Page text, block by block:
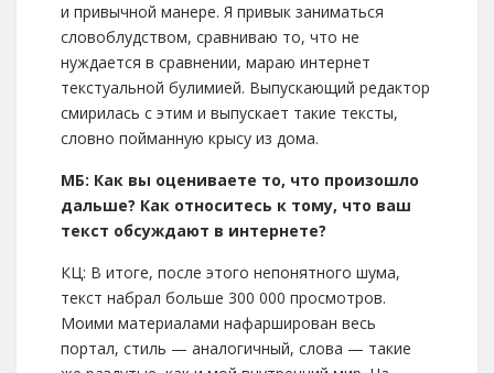
и привычной манере. Я привык заниматься
словоблудством, сравниваю то, что не
нуждается в сравнении, мараю интернет
текстуальной булимией. Выпускающий редактор
смирилась с этим и выпускает такие тексты,
словно пойманную крысу из дома.
МБ: Как вы оцениваете то, что произошло
дальше? Как относитесь к тому, что ваш
текст обсуждают в интернете?
КЦ: В итоге, после этого непонятного шума,
текст набрал больше 300 000 просмотров.
Моими материалами нафарширован весь
портал, стиль — аналогичный, слова — такие